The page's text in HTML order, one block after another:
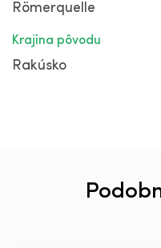
Römerquelle
Krajina pôvodu
Rakúsko